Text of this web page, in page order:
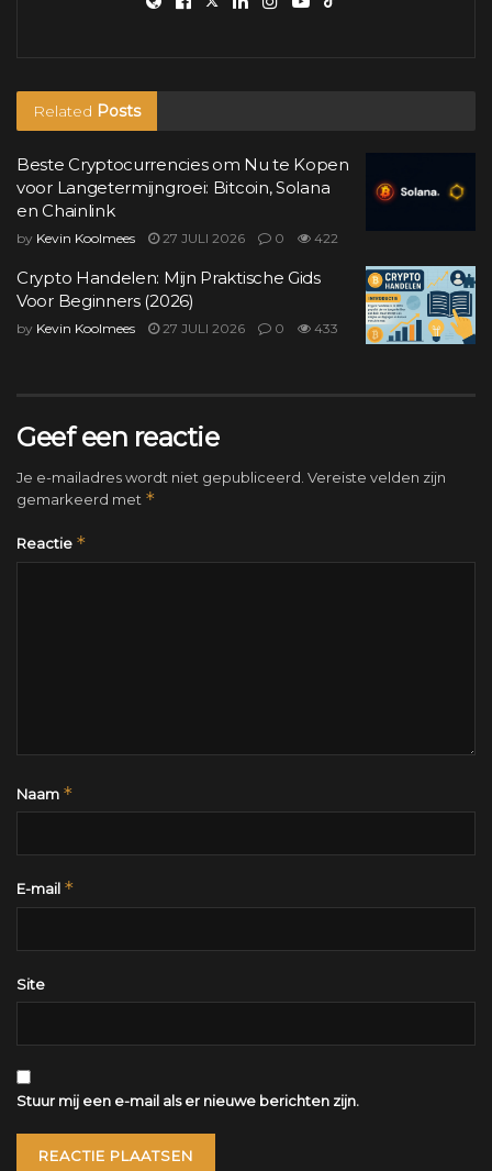
Related Posts
Beste Cryptocurrencies om Nu te Kopen
voor Langetermijngroei: Bitcoin, Solana
en Chainlink
by Kevin Koolmees 27 JULI 2026 0 422
Crypto Handelen: Mijn Praktische Gids
Voor Beginners (2026)
by Kevin Koolmees 27 JULI 2026 0 433
Geef een reactie
Je e-mailadres wordt niet gepubliceerd. Vereiste velden zijn
gemarkeerd met *
Reactie *
Naam *
E-mail *
Site
Stuur mij een e-mail als er nieuwe berichten zijn.